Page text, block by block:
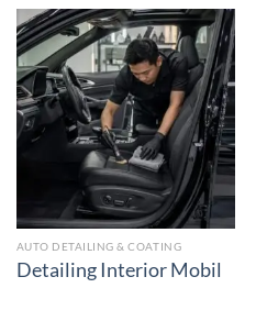
AUTO DETAILING & COATING
Detailing Interior Mobil